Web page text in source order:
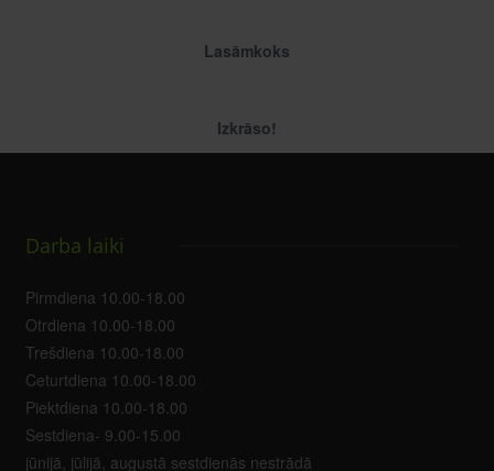
Lasāmkoks
Izkrāso!
Darba laiki
Pirmdiena 10.00-18.00
Otrdiena 10.00-18.00
Trešdiena 10.00-18.00
Ceturtdiena 10.00-18.00
Piektdiena 10.00-18.00
Sestdiena- 9.00-15.00
jūnijā, jūlijā, augustā sestdienās nestrādā